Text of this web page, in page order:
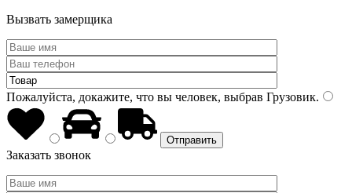
Вызвать замерщика
Пожалуйста, докажите, что вы человек, выбрав Грузовик.
Заказать звонок